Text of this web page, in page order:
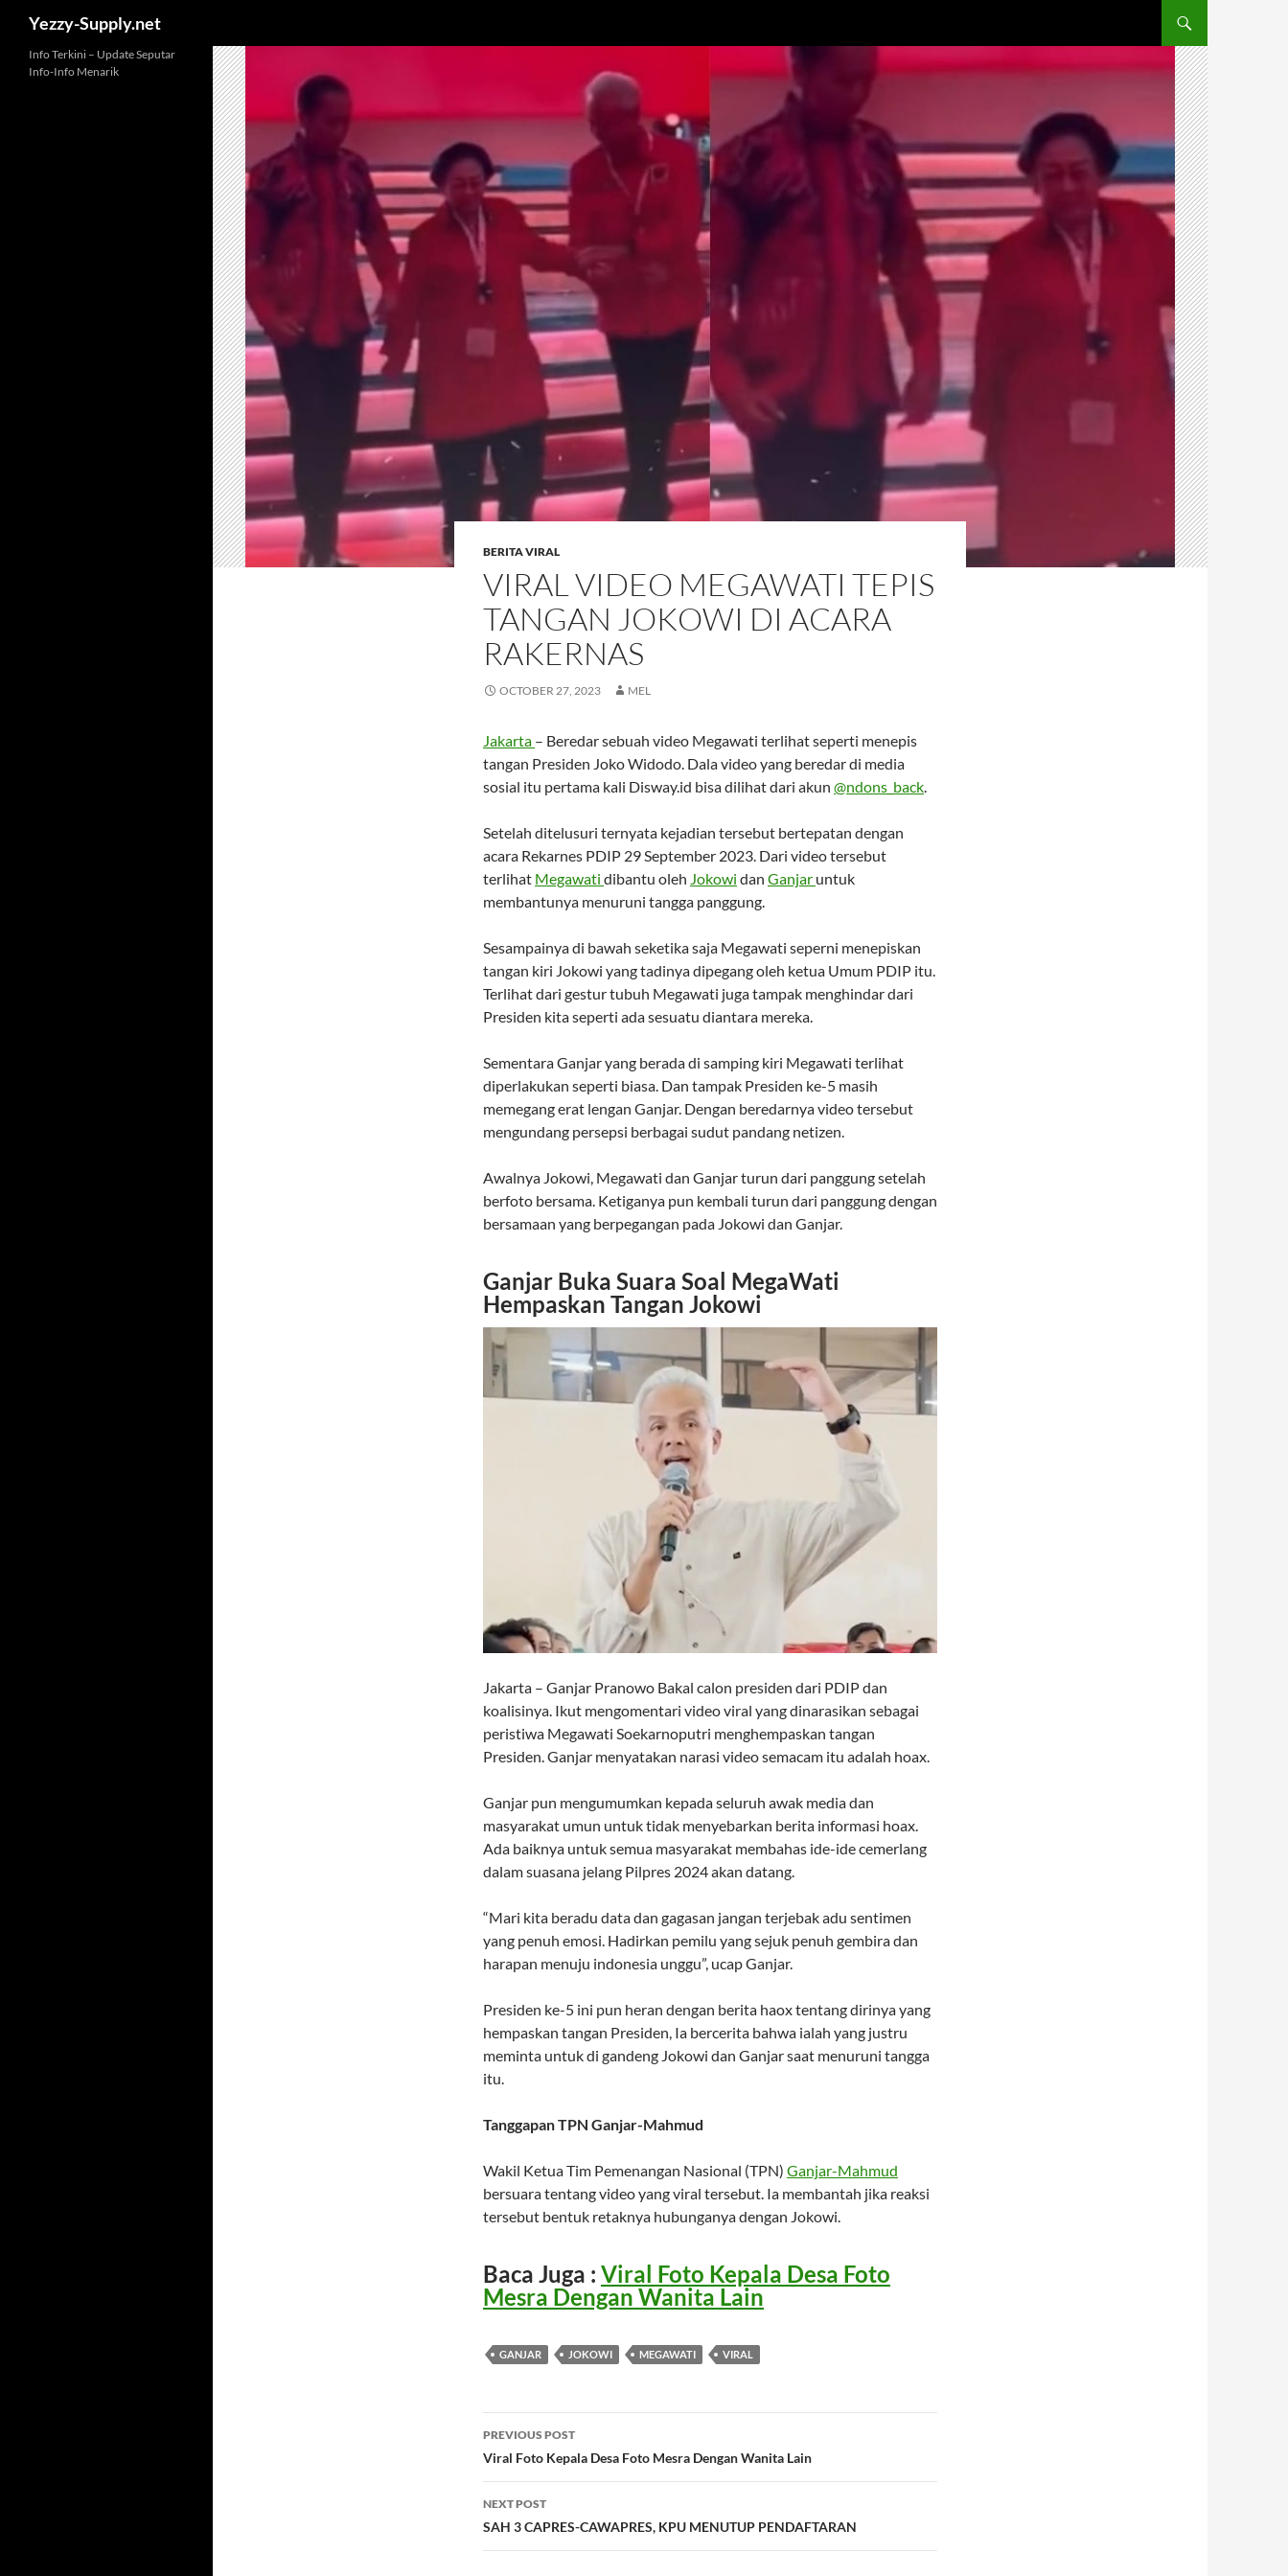
Yezzy-Supply.net
BERITA VIRAL
VIRAL VIDEO MEGAWATI TEPIS
TANGAN JOKOWI DI ACARA
RAKERNAS
OCTOBER 27, 2023 MEL
Jakarta – Beredar sebuah video Megawati terlihat seperti menepis
tangan Presiden Joko Widodo. Dala video yang beredar di media
sosial itu pertama kali Disway.id bisa dilihat dari akun @ndons_back.
Setelah ditelusuri ternyata kejadian tersebut bertepatan dengan
acara Rekarnes PDIP 29 September 2023. Dari video tersebut
terlihat Megawati dibantu oleh Jokowi dan Ganjar untuk
membantunya menuruni tangga panggung.
Sesampainya di bawah seketika saja Megawati seperni menepiskan
tangan kiri Jokowi yang tadinya dipegang oleh ketua Umum PDIP itu.
Terlihat dari gestur tubuh Megawati juga tampak menghindar dari
Presiden kita seperti ada sesuatu diantara mereka.
Sementara Ganjar yang berada di samping kiri Megawati terlihat
diperlakukan seperti biasa. Dan tampak Presiden ke-5 masih
memegang erat lengan Ganjar. Dengan beredarnya video tersebut
mengundang persepsi berbagai sudut pandang netizen.
Awalnya Jokowi, Megawati dan Ganjar turun dari panggung setelah
berfoto bersama. Ketiganya pun kembali turun dari panggung dengan
bersamaan yang berpegangan pada Jokowi dan Ganjar.
Ganjar Buka Suara Soal MegaWati
Hempaskan Tangan Jokowi
Jakarta – Ganjar Pranowo Bakal calon presiden dari PDIP dan
koalisinya. Ikut mengomentari video viral yang dinarasikan sebagai
peristiwa Megawati Soekarnoputri menghempaskan tangan
Presiden. Ganjar menyatakan narasi video semacam itu adalah hoax.
Ganjar pun mengumumkan kepada seluruh awak media dan
masyarakat umun untuk tidak menyebarkan berita informasi hoax.
Ada baiknya untuk semua masyarakat membahas ide-ide cemerlang
dalam suasana jelang Pilpres 2024 akan datang.
“Mari kita beradu data dan gagasan jangan terjebak adu sentimen
yang penuh emosi. Hadirkan pemilu yang sejuk penuh gembira dan
harapan menuju indonesia unggu”, ucap Ganjar.
Presiden ke-5 ini pun heran dengan berita haox tentang dirinya yang
hempaskan tangan Presiden, Ia bercerita bahwa ialah yang justru
meminta untuk di gandeng Jokowi dan Ganjar saat menuruni tangga
itu.
Tanggapan TPN Ganjar-Mahmud
Wakil Ketua Tim Pemenangan Nasional (TPN) Ganjar-Mahmud
bersuara tentang video yang viral tersebut. Ia membantah jika reaksi
tersebut bentuk retaknya hubunganya dengan Jokowi.
Baca Juga : Viral Foto Kepala Desa Foto
Mesra Dengan Wanita Lain
GANJAR JOKOWI MEGAWATI VIRAL
Post
navigation
PREVIOUS POST
Viral Foto Kepala Desa Foto Mesra Dengan Wanita Lain
NEXT POST
SAH 3 CAPRES-CAWAPRES, KPU MENUTUP PENDAFTARAN
Info Terkini – Update Seputar
Info-Info Menarik